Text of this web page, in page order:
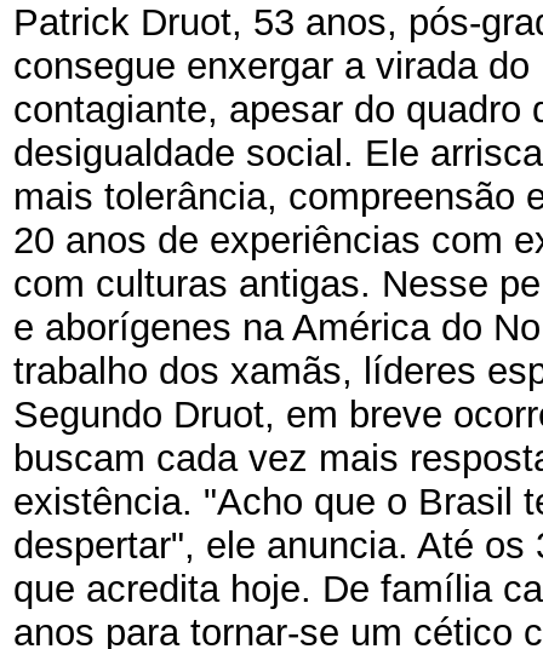
Patrick Druot, 53 anos, pós-
consegue enxergar a virada
contagiante, apesar do quadro
desigualdade social. Ele
mais tolerância, compreensão
20 anos de experiências com
com culturas antigas. Nesse
e aborígenes na América do
trabalho dos xamãs, líderes
Segundo Druot, em breve
buscam cada vez mais
existência. "Acho que o Brasil
despertar", ele anuncia. Até
que acredita hoje. De família
anos para tornar-se um cético